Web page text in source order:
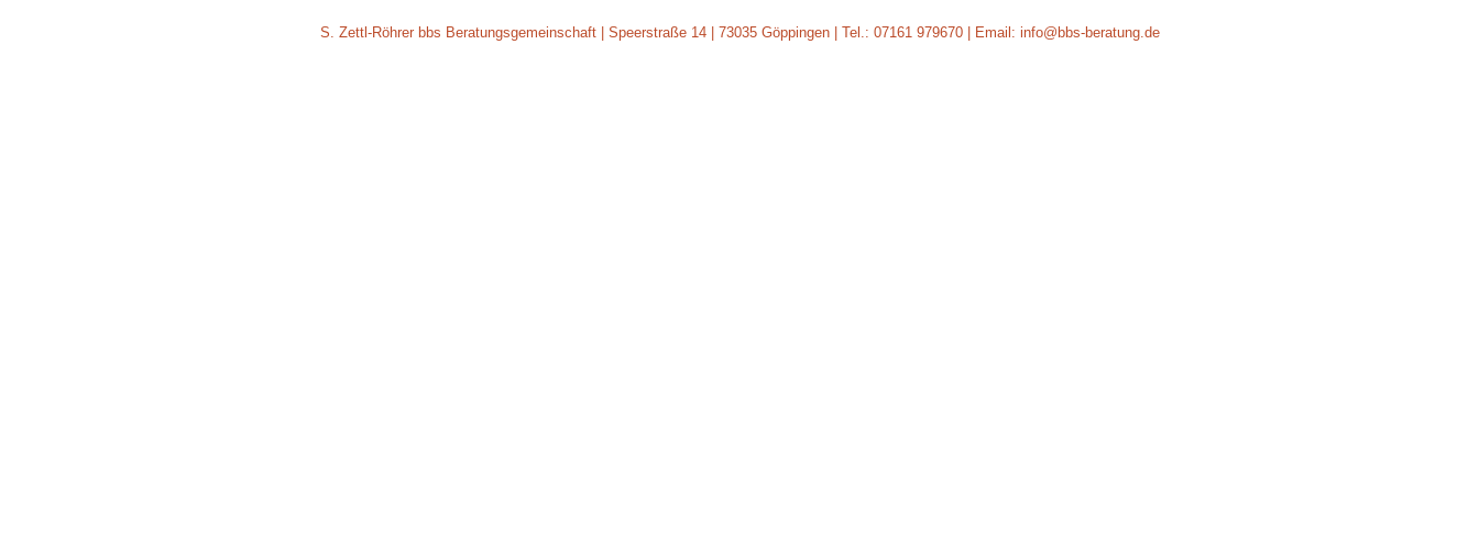
S. Zettl-Röhrer bbs Beratungsgemeinschaft | Speerstraße 14 | 73035 Göppingen | Tel.: 07161 979670 | Email: info@bbs-beratung.de